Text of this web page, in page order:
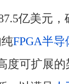
亿美元
FPGA半导
度可扩展